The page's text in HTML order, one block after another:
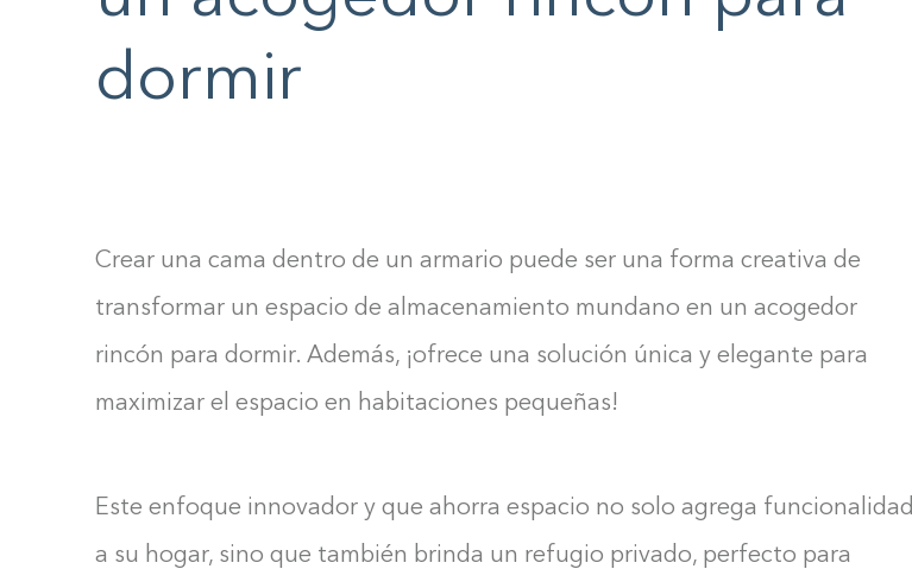
dormir
Crear una cama dentro de un armario puede ser una forma creativa de
transformar un espacio de almacenamiento mundano en un acogedor
rincón para dormir. Además, ¡ofrece una solución única y elegante para
maximizar el espacio en habitaciones pequeñas!
Este enfoque innovador y que ahorra espacio no solo agrega funcionalidad
a su hogar, sino que también brinda un refugio privado, perfecto para